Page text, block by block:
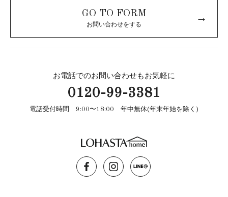
GO TO FORM
お問い合わせをする
→
お電話でのお問い合わせもお気軽に
0120-99-3381
電話受付時間 9:00〜18:00 年中無休(年末年始を除く)